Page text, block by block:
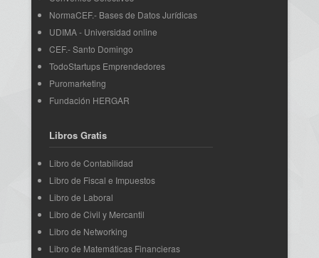
NormaCEF.- Bases de Datos Jurídicas
UDIMA - Universidad online
CEF.- Santo Domingo
TodoStartups Emprendedores
Puromarketing
Fundación HERGAR
Libros Gratis
Libro de Contabilidad
Libro de Fiscal e Impuestos
Libro de Laboral
Libro de Civil y Mercantil
Libro de Networking
Libro de Matemáticas Financieras